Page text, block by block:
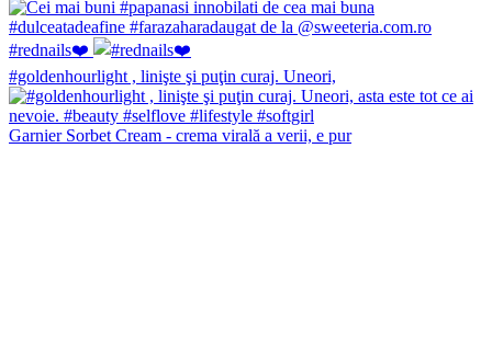
#rednails❤️
#goldenhourlight , linişte şi puţin curaj. Uneori,
Garnier Sorbet Cream - crema virală a verii, e pur